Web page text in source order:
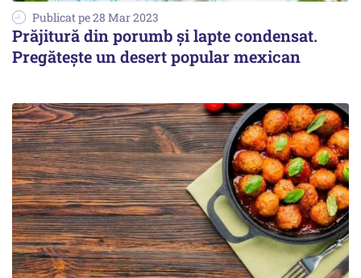
Publicat pe 28 Mar 2023
Prăjitură din porumb și lapte condensat.
Pregătește un desert popular mexican